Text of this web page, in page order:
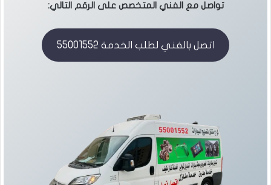
تواصل مع الفني المتخصص على الرقم التالي:
اتصل بالفني لطلب الخدمة 55001552